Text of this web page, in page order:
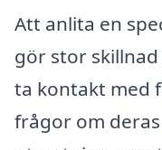
Att anlita en
gör stor
ta kontakt med
frågor om